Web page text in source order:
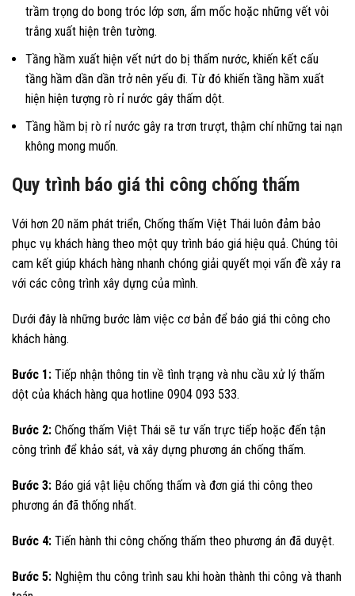
trầm trọng do bong tróc lớp sơn, ẩm mốc hoặc những vết vôi
trắng xuất hiện trên tường.
Tầng hầm xuất hiện vết nứt do bị thấm nước, khiến kết cấu
tầng hầm dần dần trở nên yếu đi. Từ đó khiến tầng hầm xuất
hiện hiện tượng rò rỉ nước gây thấm dột.
Tầng hầm bị rò rỉ nước gây ra trơn trượt, thậm chí những tai nạn
không mong muốn.
Quy trình báo giá thi công chống thấm
Với hơn 20 năm phát triển, Chống thấm Việt Thái luôn đảm bảo
phục vụ khách hàng theo một quy trình báo giá hiệu quả. Chúng tôi
cam kết giúp khách hàng nhanh chóng giải quyết mọi vấn đề xảy ra
với các công trình xây dựng của mình.
Dưới đây là những bước làm việc cơ bản để báo giá thi công cho
khách hàng.
Bước 1: Tiếp nhận thông tin về tình trạng và nhu cầu xử lý thấm
dột của khách hàng qua hotline 0904 093 533.
Bước 2: Chống thấm Việt Thái sẽ tư vấn trực tiếp hoặc đến tận
công trình để khảo sát, và xây dựng phương án chống thấm.
Bước 3: Báo giá vật liệu chống thấm và đơn giá thi công theo
phương án đã thống nhất.
Bước 4: Tiến hành thi công chống thấm theo phương án đã duyệt.
Bước 5: Nghiệm thu công trình sau khi hoàn thành thi công và thanh